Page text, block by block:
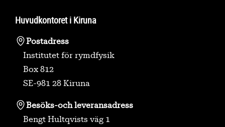
Huvudkontoret i Kiruna
Postadress
Institutet för rymdfysik
Box 812
SE-981 28 Kiruna
Besöks-och leveransadress
Bengt Hultqvists väg 1